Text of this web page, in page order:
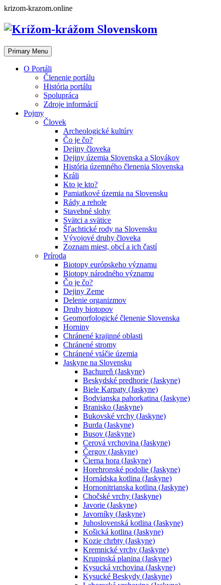
Skip
content
krizom-krazom.online
Primary Menu
O Portáli
Členenie portálu
História portálu
Spolupráca
Zdroje informácií
Pojmy
Človek
Archeologické kultúry
Čo je čo?
Dejiny človeka
Dejiny územia Slovenska a Slovákov
História územného členenia Slovenska
Králi
Kto je kto?
Pamiatkové územia na Slovensku
Rády a rehole
Stavebné slohy
Svätci a svätice
Šľachtické rody na Slovensku
Vývojové druhy človeka
Zoznam miest, obcí a ich častí
Príroda
Biotopy európskeho významu
Biotopy národného významu
Čo je čo?
Dejiny Zeme
Delenie organizmov
Druhy biotopov
Geomorfologické členenie Slovenska
Horniny
Chránené krajinné oblasti
Chránené stromy
Chránené vtáčie územia
Jaskyne na Slovensku
Bachureň (Jaskyne)
Beskydské predhorie (Jaskyne)
Biele Karpaty (Jaskyne)
Bodvianska pahorkatina (Jaskyne)
Branisko (Jaskyne)
Bukovské vrchy (Jaskyne)
Burda (Jaskyne)
Busov (Jaskyne)
Cerová vrchovina (Jaskyne)
Čergov (Jaskyne)
Čierna hora (Jaskyne)
Horehronské podolie (Jaskyne)
Hornádska kotlina (Jaskyne)
Hornonitrianska kotlina (Jaskyne)
Chočské vrchy (Jaskyne)
Javorie (Jaskyne)
Javorníky (Jaskyne)
Juhoslovenská kotlina (Jaskyne)
Košická kotlina (Jaskyne)
Kozie chrbty (Jaskyne)
Kremnické vrchy (Jaskyne)
Krupinská planina (Jaskyne)
Kysucká vrchovina (Jaskyne)
Kysucké Beskydy (Jaskyne)